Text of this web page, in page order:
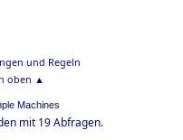
und Regeln
oben ▲
Machines
mit 19 Abfragen.